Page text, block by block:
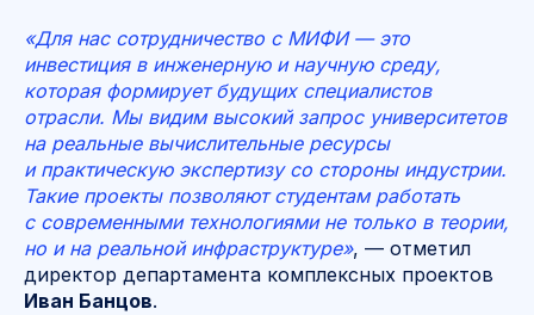
«Для нас сотрудничество с МИФИ — это
инвестиция в инженерную и научную среду,
которая формирует будущих специалистов
отрасли. Мы видим высокий запрос университетов
на реальные вычислительные ресурсы
и практическую экспертизу со стороны индустрии.
Такие проекты позволяют студентам работать
с современными технологиями не только в теории,
но и на реальной инфраструктуре», — отметил
директор департамента комплексных проектов
Иван Банцов.